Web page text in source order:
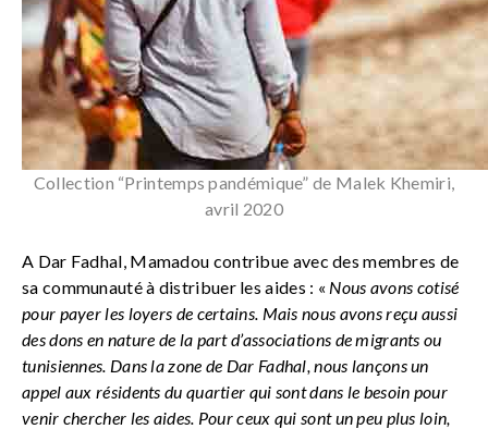
Collection “Printemps pandémique” de Malek Khemiri,
avril 2020
A Dar Fadhal, Mamadou contribue avec des membres de
sa communauté à distribuer les aides : « Nous avons cotisé
pour payer les loyers de certains. Mais nous avons reçu aussi
des dons en nature de la part d’associations de migrants ou
tunisiennes. Dans la zone de Dar Fadhal, nous lançons un
appel aux résidents du quartier qui sont dans le besoin pour
venir chercher les aides. Pour ceux qui sont un peu plus loin,